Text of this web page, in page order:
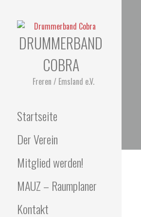
DRUMMERBAND
COBRA
Freren / Emsland e.V.
Startseite
Der Verein
Mitglied werden!
MAUZ – Raumplaner
Kontakt